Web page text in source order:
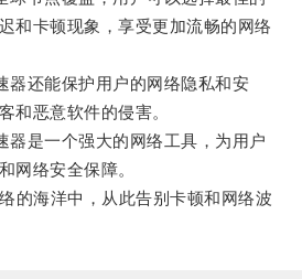
和卡顿现象，享受更加流畅的网络
还能保护用户的网络隐私和安
和恶意软件的侵害。
是一个强大的网络工具，为用户
网络安全保障。
海洋中，从此告别卡顿和网络波